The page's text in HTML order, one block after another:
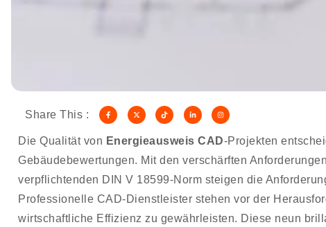
Share This :
Die Qualität von Energieausweis CAD-Projekten
Gebäudebewertungen. Mit den verschärften
verpflichtenden DIN V 18599-Norm steigen die
Professionelle CAD-Dienstleister stehen vor der
wirtschaftliche Effizienz zu gewährleisten. Diese neun